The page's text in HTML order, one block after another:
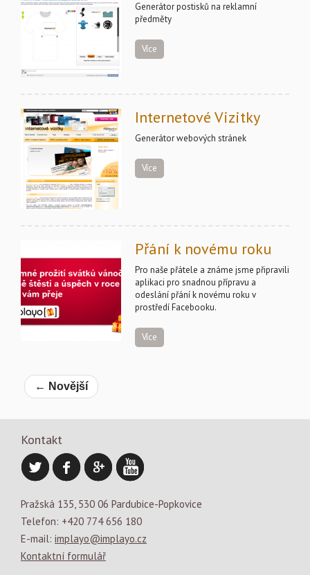
Generátor postisků na reklamní
předměty
Více
Internetové Vizitky
Generátor webových stránek
Více
Přání k novému roku
Pro naše přátele a známe jsme připravili
aplikaci pro snadnou přípravu a
odeslání přání k novému roku v
prostředí Facebooku.
Více
← Novější
Kontakt
Pražská 135, 530 06 Pardubice-Popkovice
Telefon: +420 774 656 180
E-mail: implayo@implayo.cz
Kontaktní formulář